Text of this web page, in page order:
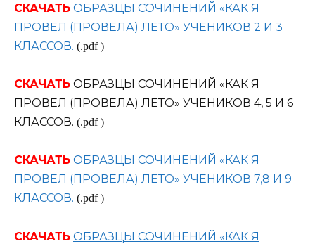
СКАЧАТЬ ОБРАЗЦЫ СОЧИНЕНИЙ «КАК Я
ПРОВЕЛ (ПРОВЕЛА) ЛЕТО» УЧЕНИКОВ 2 И 3
КЛАССОВ. (.pdf )
СКАЧАТЬ ОБРАЗЦЫ СОЧИНЕНИЙ «КАК Я
ПРОВЕЛ (ПРОВЕЛА) ЛЕТО» УЧЕНИКОВ 4, 5 И 6
КЛАССОВ. (.pdf )
СКАЧАТЬ ОБРАЗЦЫ СОЧИНЕНИЙ «КАК Я
ПРОВЕЛ (ПРОВЕЛА) ЛЕТО» УЧЕНИКОВ 7,8 И 9
КЛАССОВ. (.pdf )
СКАЧАТЬ ОБРАЗЦЫ СОЧИНЕНИЙ «КАК Я